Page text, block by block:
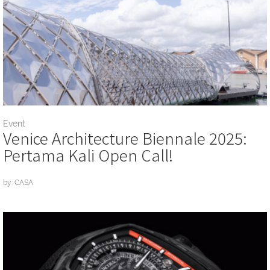
Event
Venice Architecture Biennale 2025:
Pertama Kali Open Call!
by: CASA